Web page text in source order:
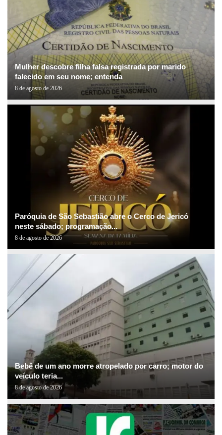
Mulher descobre filha falsa registrada por marido
falecido em seu nome; entenda
8 de agosto de 2026
Paróquia de São Sebastião abre o Cerco de Jericó
neste sábado; programação...
8 de agosto de 2026
Bebê de um ano morre atropelado por carro; motor do
veículo teria...
8 de agosto de 2026